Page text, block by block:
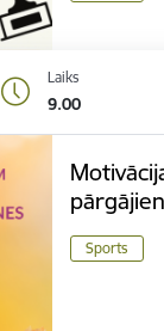
Laiks
9.00
Sports